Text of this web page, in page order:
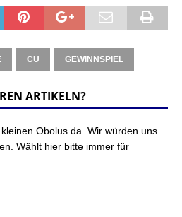
CU GEWINNSPIEL
ARTIKELN?
Obolus da. Wir würden uns
Wählt hier bitte immer für